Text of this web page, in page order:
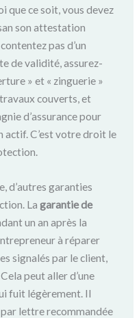
que ce soit, vous devez
son attestation
pas d’un
de validité, assurez-
» et « zinguerie »
couverts, et
d’assurance pour
actif. C’est votre droit le
d’autres garanties
Lagarantie de
un an après la
à réparer
signalés par le client,
peut aller d’une
fuit légèrement. Il
lettre recommandée